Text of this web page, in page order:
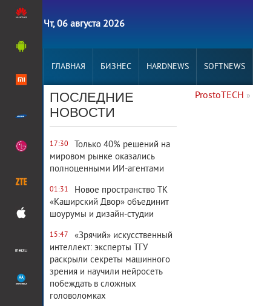
Чт, 06 августа 2026
ГЛАВНАЯ БИЗНЕС HARDNEWS SOFTNEWS
ПОСЛЕДНИЕ
НОВОСТИ
17:30
Только 40% решений на
мировом рынке оказались
полноценными ИИ-агентами
01:31
Новое пространство ТК
«Каширский Двор» объединит
шоурумы и дизайн-студии
15:47
«Зрячий» искусственный
интеллект: эксперты ТГУ
раскрыли секреты машинного
зрения и научили нейросеть
побеждать в сложных
головоломках
ProstoTECH »
7 451 0